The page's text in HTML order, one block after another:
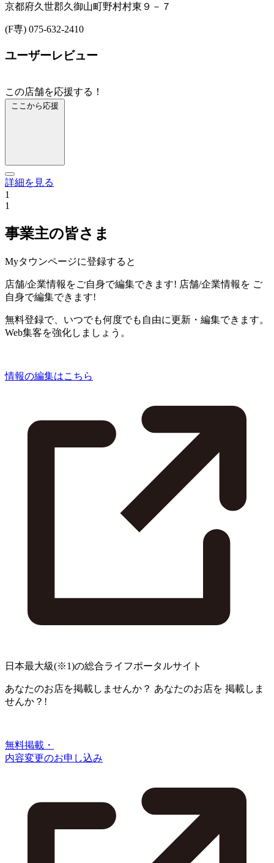
京都府久世郡久御山町野村村東９－７
(F専) 075-632-2410
ユーザーレビュー
この店舗を応援する！
ここから応援
詳細を見る
1
1
事業主の皆さま
Myタウンページに登録すると
店舗/企業情報をご自身で編集できます! 店舗/企業情報を ご
自身で編集できます!
無料登録で、いつでも何度でも自由に更新・編集できます。
Web集客を強化しましょう。
情報の編集はこちら
日本最大級(※1)の総合ライフポータルサイト
あなたのお店を掲載しませんか？ あなたのお店を 掲載しま
せんか？!
無料掲載・
内容変更のお申し込み